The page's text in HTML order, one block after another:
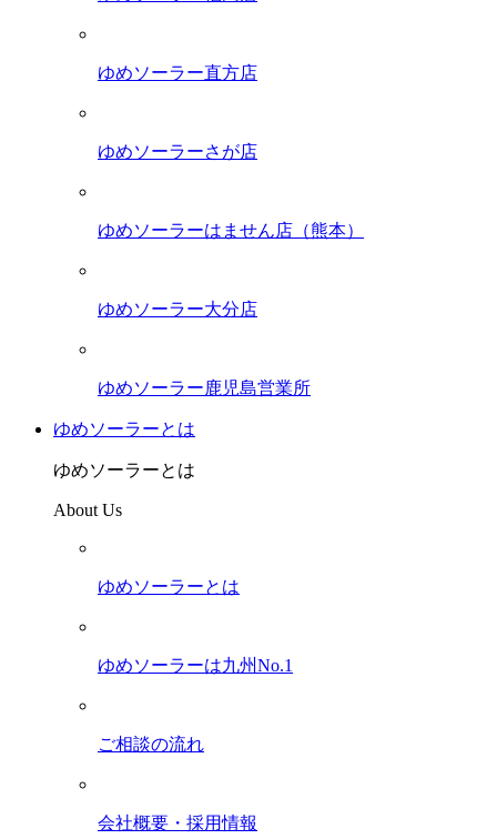
ゆめソーラー直方店
ゆめソーラーさが店
ゆめソーラーはません店（熊本）
ゆめソーラー大分店
ゆめソーラー鹿児島営業所
ゆめソーラーとは
ゆめソーラーとは
About Us
ゆめソーラーとは
ゆめソーラーは九州No.1
ご相談の流れ
会社概要・採用情報